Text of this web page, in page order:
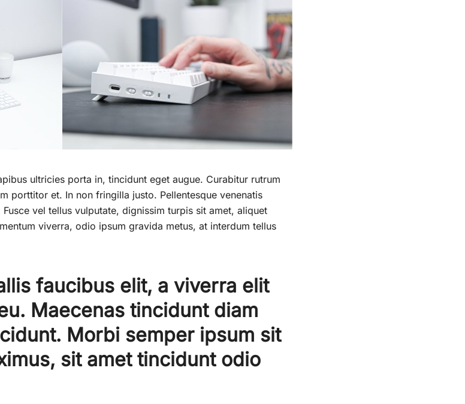
ultricies porta in, tincidunt eget augue. Curabitur rutrum
porttitor et. In non fringilla justo. Pellentesque venenatis
vel tellus vulputate, dignissim turpis sit amet, aliquet
viverra, odio ipsum gravida metus, at interdum tellus
faucibus elit, a viverra elit
Maecenas tincidunt diam
Morbi semper ipsum sit
sit amet tincidunt odio